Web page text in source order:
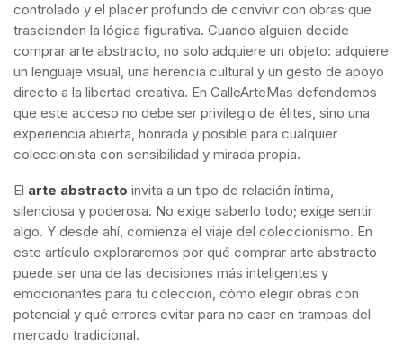
controlado y el placer profundo de convivir con obras que
trascienden la lógica figurativa. Cuando alguien decide
comprar arte abstracto, no solo adquiere un objeto: adquiere
un lenguaje visual, una herencia cultural y un gesto de apoyo
directo a la libertad creativa. En CalleArteMas defendemos
que este acceso no debe ser privilegio de élites, sino una
experiencia abierta, honrada y posible para cualquier
coleccionista con sensibilidad y mirada propia.
El arte abstracto invita a un tipo de relación íntima,
silenciosa y poderosa. No exige saberlo todo; exige sentir
algo. Y desde ahí, comienza el viaje del coleccionismo. En
este artículo exploraremos por qué comprar arte abstracto
puede ser una de las decisiones más inteligentes y
emocionantes para tu colección, cómo elegir obras con
potencial y qué errores evitar para no caer en trampas del
mercado tradicional.